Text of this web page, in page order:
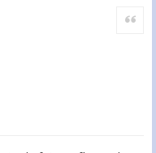
Citar